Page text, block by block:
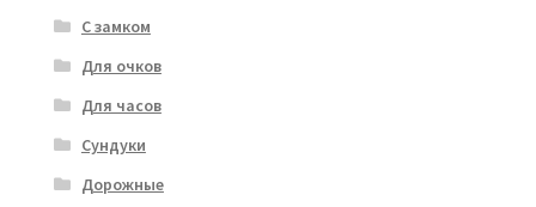
С замком
Для очков
Для часов
Сундуки
Дорожные